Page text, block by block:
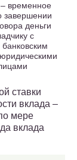
временное
завершении
деньги
с
ставки
вклада –
мере
вклада